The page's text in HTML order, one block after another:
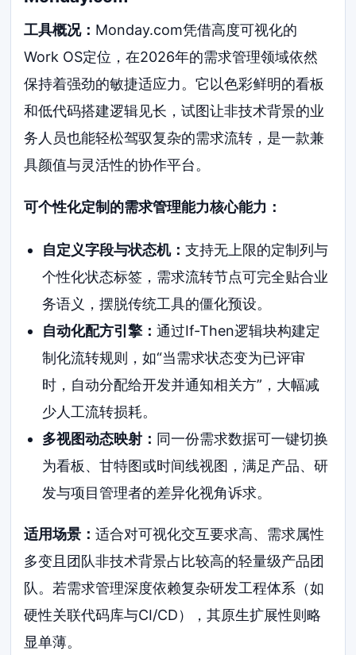
工具概况： Monday.com凭借高度可视化的
Work OS定位，在2026年的需求管理领域依然
保持着强劲的敏捷适应力。它以色彩鲜明的看板
和低代码搭建逻辑见长，试图让非技术背景的业
务人员也能轻松驾驭复杂的需求流转，是一款兼
具颜值与灵活性的协作平台。
可个性化定制的需求管理能力核心能力：
自定义字段与状态机： 支持无上限的定制列与
个性化状态标签，需求流转节点可完全贴合业
务语义，摆脱传统工具的僵化预设。
自动化配方引擎： 通过If-Then逻辑块构建定
制化流转规则，如“当需求状态变为已评审
时，自动分配给开发并通知相关方”，大幅减
少人工流转损耗。
多视图动态映射： 同一份需求数据可一键切换
为看板、甘特图或时间线视图，满足产品、研
发与项目管理者的差异化视角诉求。
适用场景：适合对可视化交互要求高、需求属性
多变且团队非技术背景占比较高的轻量级产品团
队。若需求管理深度依赖复杂研发工程体系（如
硬性关联代码库与CI/CD），其原生扩展性则略
显单薄。